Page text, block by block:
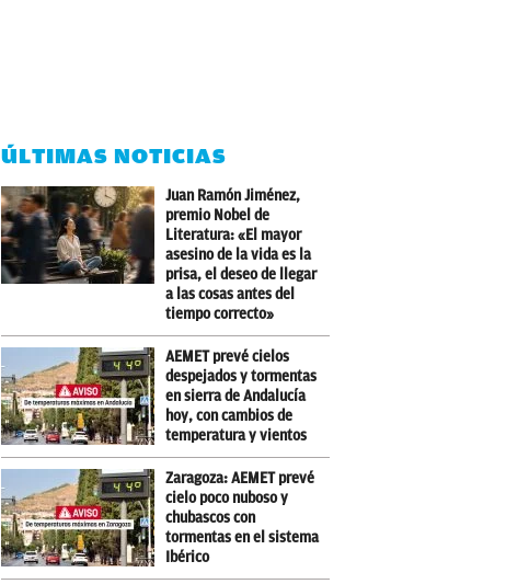
ÚLTIMAS NOTICIAS
Juan Ramón Jiménez,
premio Nobel de
Literatura: «El mayor
asesino de la vida es la
prisa, el deseo de llegar
a las cosas antes del
tiempo correcto»
AEMET prevé cielos
despejados y tormentas
en sierra de Andalucía
hoy, con cambios de
temperatura y vientos
Zaragoza: AEMET prevé
cielo poco nuboso y
chubascos con
tormentas en el sistema
Ibérico